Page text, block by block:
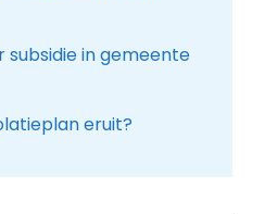
in gemeente
eruit?